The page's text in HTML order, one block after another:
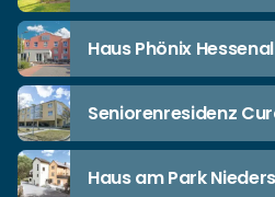
Haus Phönix
Seniorenresidenz
Haus am Park